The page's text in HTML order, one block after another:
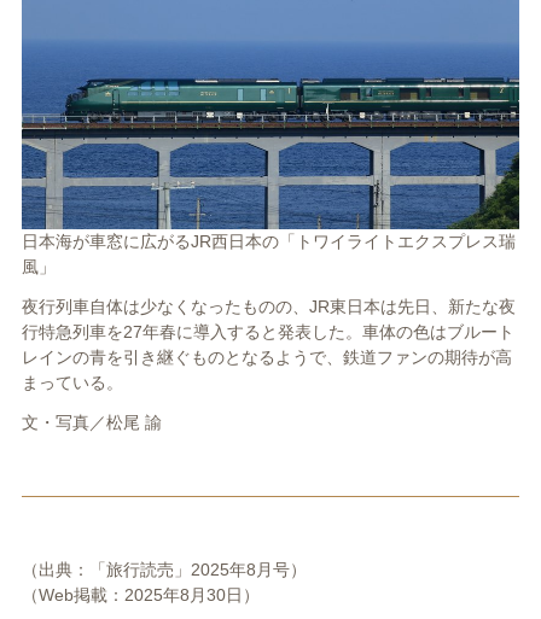
日本海が車窓に広がるJR西日本の「トワイライトエクスプレス瑞
風」
夜行列車自体は少なくなったものの、JR東日本は先日、新たな夜
行特急列車を27年春に導入すると発表した。車体の色はブルート
レインの青を引き継ぐものとなるようで、鉄道ファンの期待が高
まっている。
文・写真／松尾 諭
（出典：「旅行読売」2025年8 月号）
（Web掲載：2025年8 月30日）